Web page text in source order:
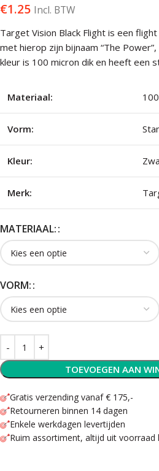
€1.25 Incl. BTW
Target Vision Black Flight is een
met hierop zijn bijnaam “The
kleur is 100 micron dik en heeft een
Materiaal:
Vorm:
Kleur:
Merk:
MATERIAAL:
VORM:
TOEVOEGEN AAN
Gratis verzending vanaf € 175,-
Retourneren binnen 14 dagen
Enkele werkdagen levertijden
Ruim assortiment, altijd uit voorraad